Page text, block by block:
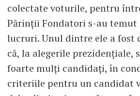
colectate voturile, pentru
Părinţii Fondatori s-au temut
lucruri. Unul dintre ele a fost
că, la alegerile prezidenţiale,
foarte mulţi candidaţi, în
criteriile pentru un candidat